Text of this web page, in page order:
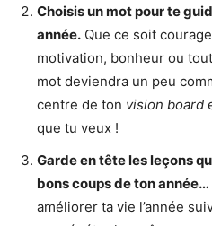
Choisis un mot pour te
année. Que ce soit
motivation, bonheur ou
mot deviendra un peu
centre de ton vision board
que tu veux !
Garde en tête les leçons
bons coups de ton année…
améliorer ta vie l’année